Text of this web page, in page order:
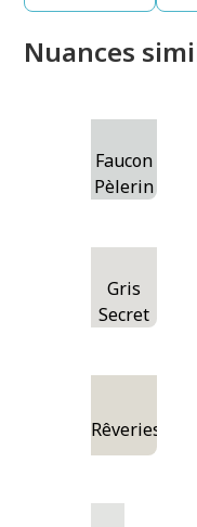
Nuances
Faucon
Pèlerin
Gris
Secret
Rêveries